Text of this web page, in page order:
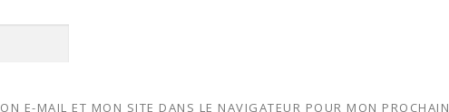
E-MAIL ET MON SITE DANS LE NAVIGATEUR POUR MON PROCHAIN